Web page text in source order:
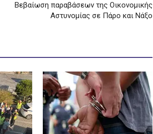
Βεβαίωση παραβάσεων της Οικονομικής
Αστυνομίας σε Πάρο και Νάξο